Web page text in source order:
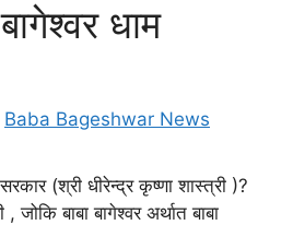
धाम
Baba Bageshwar News
(श्री धीरेन्द्र कृष्णा शास्त्री )?
जोकि बाबा बागेश्वर अर्थात बाबा